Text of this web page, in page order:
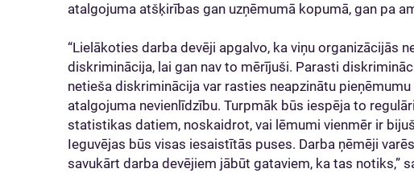
atalgojuma atšķirības gan uzņēmumā kopumā, gan pa
“Lielākoties darba devēji apgalvo, ka viņu organizācijās
diskriminācija, lai gan nav to mērījuši. Parasti
netieša diskriminācija var rasties neapzinātu
atalgojuma nevienlīdzību. Turpmāk būs iespēja to
statistikas datiem, noskaidrot, vai lēmumi vienmēr ir
Ieguvējas būs visas iesaistītās puses. Darba ņēmēji
savukārt darba devējiem jābūt gataviem, ka tas notiks,”